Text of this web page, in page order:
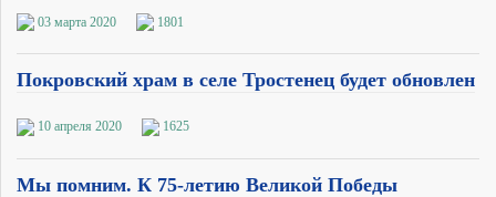
03 марта 2020 1801
Покровский храм в селе Тростенец будет обновлен
10 апреля 2020 1625
Мы помним. К 75-летию Великой Победы